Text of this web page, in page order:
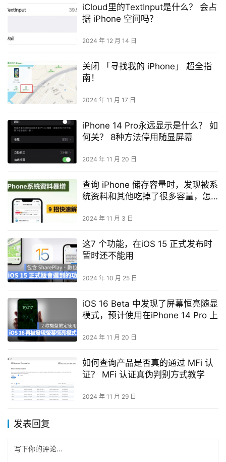
iCloud里的TextInput是什么？ 会占
据 iPhone 空间吗？
2024 年 12 月 14 日
关闭 「寻找我的 iPhone」 超全指
南！
2024 年 11 月 17 日
iPhone 14 Pro永远显示是什么？ 如
何关？ 8种方法停用随显屏幕
2024 年 11 月 20 日
查询 iPhone 储存容量时，发现被系
统资料和其他吃掉了很多容量，怎
2024 年 11 月 3 日
这7 个功能，在iOS 15 正式发布时
暂时还不能用
2024 年 10 月 25 日
iOS 16 Beta 中发现了屏幕恒亮随显
模式，预计使用在iPhone 14 Pro 上
2024 年 11 月 20 日
如何查询产品是否真的通过 MFi 认
证？ MFi 认证真伪判别方式教学
2024 年 11 月 29 日
发表回复